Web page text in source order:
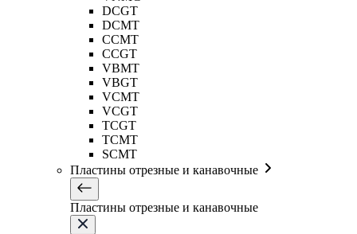
DCGT
DCMT
CCMT
CCGT
VBMT
VBGT
VCMT
VCGT
TCGT
TCMT
SCMT
Пластины отрезные и канавочные
Пластины отрезные и канавочные